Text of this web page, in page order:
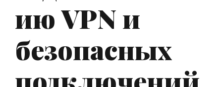
ию VPN и
безопасных